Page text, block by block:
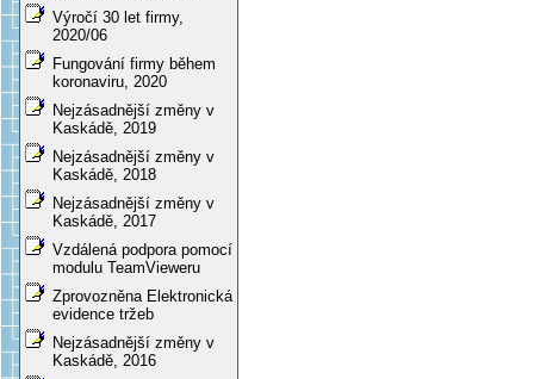
Výročí 30 let firmy,
2020/06
Fungování firmy během
koronaviru, 2020
Nejzásadnější změny v
Kaskádě, 2019
Nejzásadnější změny v
Kaskádě, 2018
Nejzásadnější změny v
Kaskádě, 2017
Vzdálená podpora pomocí
modulu TeamVieweru
Zprovozněna Elektronická
evidence tržeb
Nejzásadnější změny v
Kaskádě, 2016